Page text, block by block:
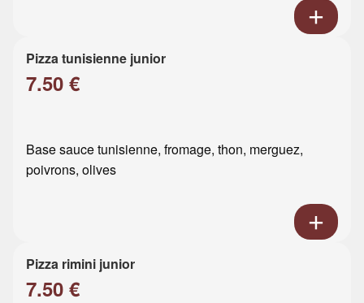
Pizza tunisienne junior
7.50 €
Base sauce tunisienne, fromage, thon, merguez,
poivrons, olives
Pizza rimini junior
7.50 €